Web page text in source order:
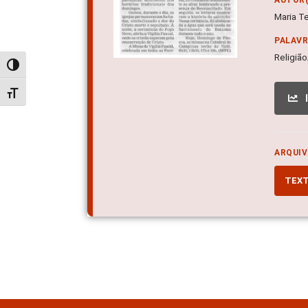
Alternar alto contraste
Alternar tamanho da fonte
Maria